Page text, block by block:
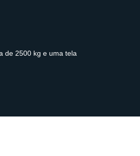
de 2500 kg e uma tela